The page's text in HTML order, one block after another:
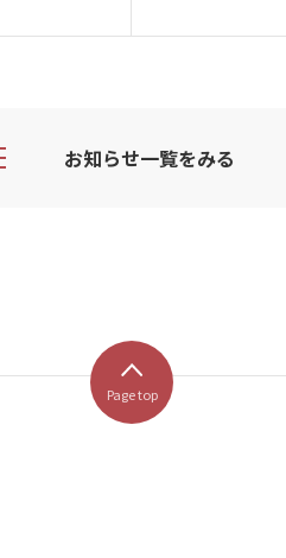
お知らせ一覧をみる
Page top